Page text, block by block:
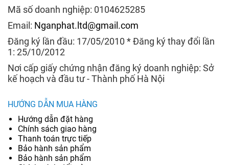
Mã số doanh nghiệp: 0104625285
Email: Nganphat.ltd@gmail.com
Đăng ký lần đầu: 17/05/2010 * Đăng ký thay đổi lần
1: 25/10/2012
Nơi cấp giấy chứng nhận đăng ký doanh nghiệp: Sở
kế hoạch và đầu tư - Thành phố Hà Nội
HƯỚNG DẪN MUA HÀNG
Hướng dẫn đặt hàng
Chính sách giao hàng
Thanh toán trực tiếp
Bảo hành sản phẩm
Bảo hành sản phẩm